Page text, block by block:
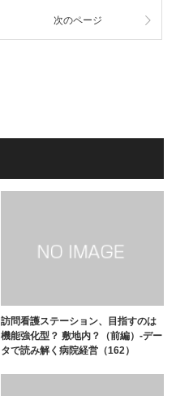
次のページ
訪問看護ステーション、目指すのは
機能強化型？ 敷地内？（前編）-デー
タで読み解く病院経営（162）